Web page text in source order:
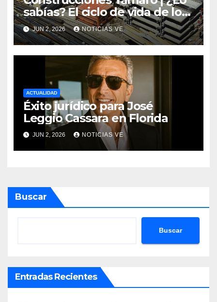
sabías? El ciclo de vida de los
materiales de construcción
revoluciona eficiencia en
proyectos modernos
JUN 2, 2026 NOTICIAS VE
ACTUALIDAD
Éxito jurídico para José
Leggio Cassara en Florida
JUN 2, 2026 NOTICIAS VE
Buscar
Buscar
Entradas Recientes